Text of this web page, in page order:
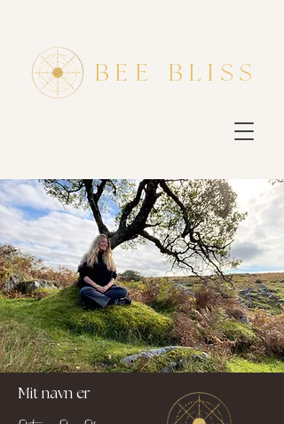
bee bliss
Mit navn er